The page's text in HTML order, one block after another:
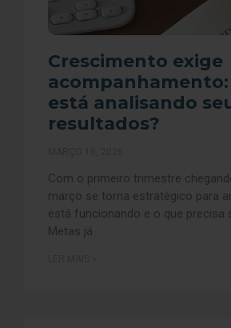
Crescimento exige
acompanhamento:
está analisando
resultados?
Com o primeiro trimestre
março se torna estratégico para
está funcionando e o que precisa
Metas já